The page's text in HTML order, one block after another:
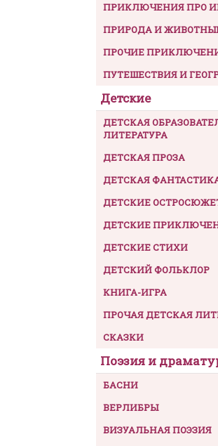
ПРИКЛЮЧЕНИЯ ПРО
ПРИРОДА И
ПРОЧИЕ
ПУТЕШЕСТВИЯ И
Детские
ДЕТСКАЯ
ЛИТЕРАТУРА
ДЕТСКАЯ ПРОЗА
ДЕТСКАЯ
ДЕТСКИЕ
ДЕТСКИЕ
ДЕТСКИЕ СТИХИ
ДЕТСКИЙ ФОЛЬКЛОР
КНИГА-ИГРА
ПРОЧАЯ ДЕТСКАЯ
СКАЗКИ
Поэзия и
БАСНИ
ВЕРЛИБРЫ
ВИЗУАЛЬНАЯ ПОЭЗИЯ